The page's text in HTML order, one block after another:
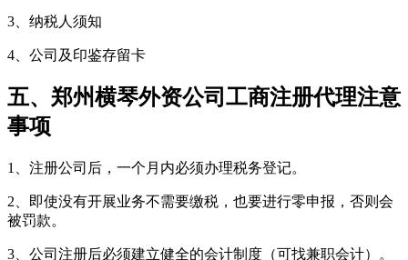
3、纳税人须知
4、公司及印鉴存留卡
五、郑州横琴外资公司工商注册代理注意
事项
1、注册公司后，一个月内必须办理税务登记。
2、即使没有开展业务不需要缴税，也要进行零申报，否则会
被罚款。
3、公司注册后必须建立健全的会计制度（可找兼职会计）。